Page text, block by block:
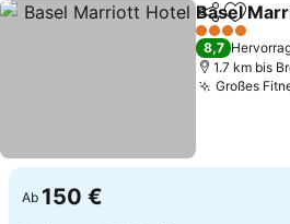
TeilenZu
Basel
4 Sterne
8,7
1.7 km bis
Großes
Ab 150 €